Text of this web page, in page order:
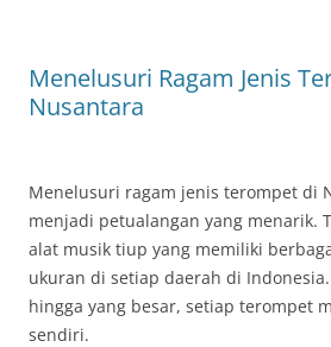
Menelusuri Ragam Jenis
Nusantara
Menelusuri ragam jenis terompet di
menjadi petualangan yang menarik.
alat musik tiup yang memiliki
ukuran di setiap daerah di
hingga yang besar, setiap terompet
sendiri.